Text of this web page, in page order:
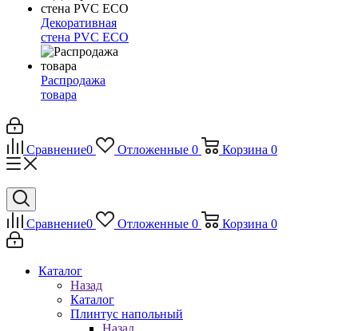
Декоративная
стена PVC ECO
Распродажа
товара
Сравнение0 Отложенные 0 Корзина 0
Сравнение0 Отложенные 0 Корзина 0
Каталог
Назад
Каталог
Плинтус напольный
Назад